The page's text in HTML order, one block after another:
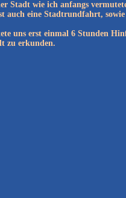
Stadt wie ich anfangs
auch eine Stadtrundfahrt,
uns erst einmal 6 Stunden
zu erkunden.